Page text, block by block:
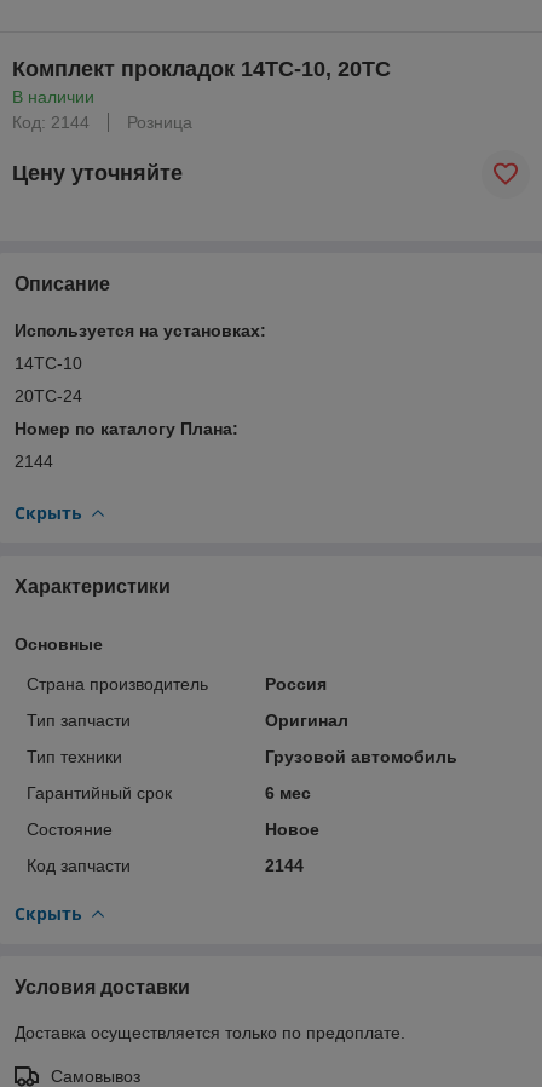
Комплект прокладок 14ТС-10, 20ТС
В наличии
Код: 2144
Розница
Цену уточняйте
Описание
Используется на установках:
14ТС-10
20ТС-24
Номер по каталогу Плана:
2144
Скрыть
Характеристики
Основные
Страна производитель
Россия
Тип запчасти
Оригинал
Тип техники
Грузовой автомобиль
Гарантийный срок
6 мес
Состояние
Новое
Код запчасти
2144
Скрыть
Условия доставки
Доставка осуществляется только по предоплате.
Самовывоз